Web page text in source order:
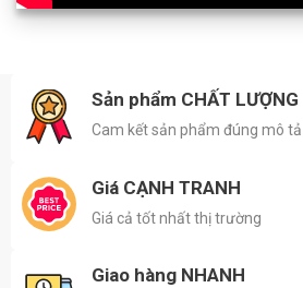
Sản phẩm CHẤT LƯỢNG
Cam kết sản phẩm đúng mô tả
Giá CẠNH TRANH
Giá cả tốt nhất thị trường
Giao hàng NHANH